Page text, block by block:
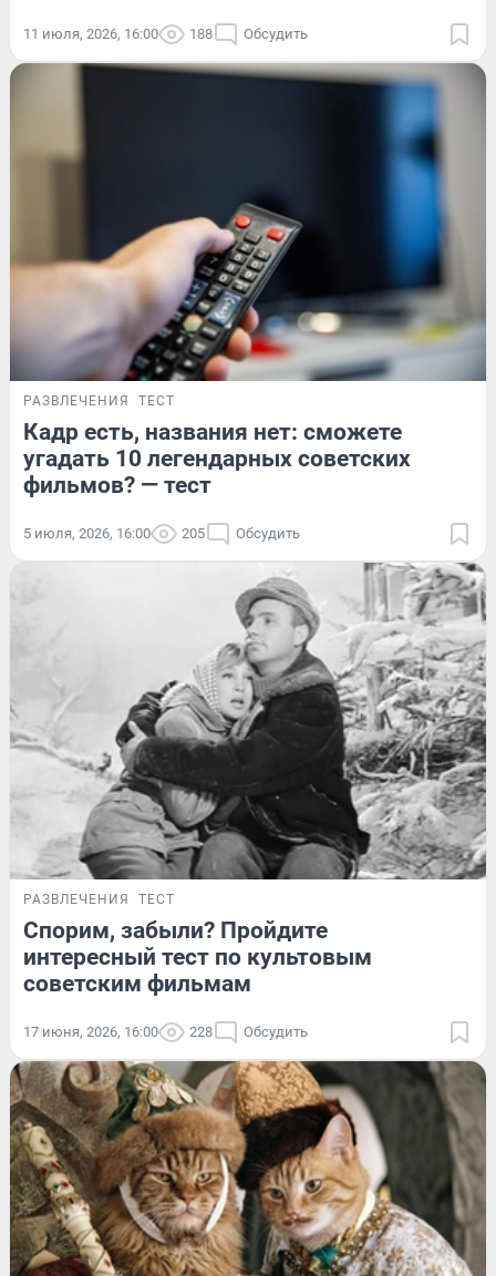
11 июля, 2026, 16:00 188 Обсудить
РАЗВЛЕЧЕНИЯ ТЕСТ
Кадр есть, названия нет: сможете
угадать 10 легендарных советских
фильмов? — тест
5 июля, 2026, 16:00 205 Обсудить
РАЗВЛЕЧЕНИЯ ТЕСТ
Спорим, забыли? Пройдите
интересный тест по культовым
советским фильмам
17 июня, 2026, 16:00 228 Обсудить